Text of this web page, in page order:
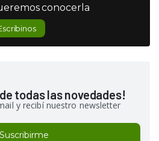
conocerla
todas las novedades!
y recibí nuestro newsletter
Suscribirme